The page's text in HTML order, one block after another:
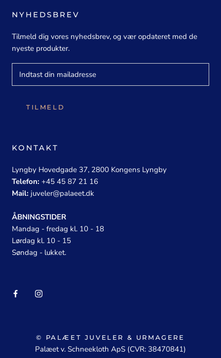
NYHEDSBREV
Tilmeld dig vores nyhedsbrev, og vær opdateret med de
nyeste produkter.
TILMELD
KONTAKT
Lyngby Hovedgade 37, 2800 Kongens Lyngby
Telefon: +45 45 87 21 16
Mail: juveler@palaeet.dk
ÅBNINGSTIDER
Mandag - fredag kl. 10 - 18
Lørdag kl. 10 - 15
Søndag - lukket.
© PALÆET JUVELER & URMAGERE
Palæet v. Schneekloth ApS (CVR: 38470841)